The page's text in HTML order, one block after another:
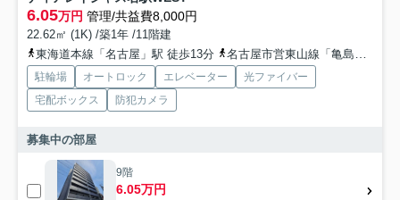
6.05万円 管理/共益費8,000円
22.62㎡ (1K) /築1年 /11階建
東海道本線「名古屋」駅 徒歩13分
名古屋市営東山線「亀島」駅 徒歩8分
駐輪場 オートロック エレベーター
光ファイバー
宅配ボックス
防犯カメラ
募集中の部屋
9階
6.05万円